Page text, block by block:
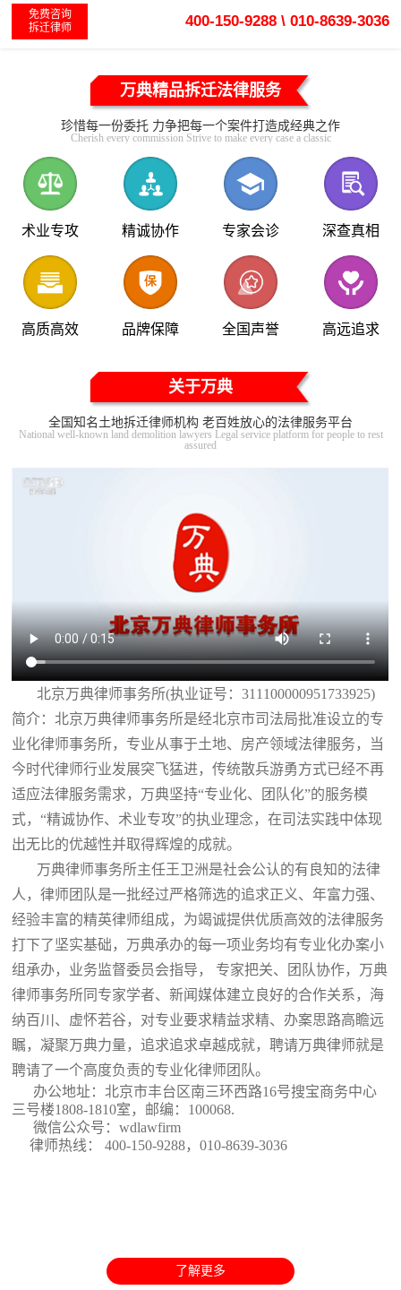
免费咨询
拆迁律师
400-150-9288 \ 010-8639-3036
万典精品拆迁法律服务
珍惜每一份委托 力争把每一个案件打造成经典之作
Cherish every commission Strive to make every case a classic
术业专攻 精诚协作 专家会诊 深查真相
高质高效 品牌保障 全国声誉 高远追求
关于万典
全国知名土地拆迁律师机构 老百姓放心的法律服务平台
National well-known land demolition lawyers Legal service platform for people to rest
assured
北京万典律师事务所(执业证号：311100000951733925)
简介：北京万典律师事务所是经北京市司法局批准设立的专
业化律师事务所，专业从事于土地、房产领域法律服务，当
今时代律师行业发展突飞猛进，传统散兵游勇方式已经不再
适应法律服务需求，万典坚持“专业化、团队化”的服务模
式，“精诚协作、术业专攻”的执业理念，在司法实践中体现
出无比的优越性并取得辉煌的成就。
万典律师事务所主任王卫洲是社会公认的有良知的法律
人，律师团队是一批经过严格筛选的追求正义、年富力强、
经验丰富的精英律师组成，为竭诚提供优质高效的法律服务
打下了坚实基础，万典承办的每一项业务均有专业化办案小
组承办，业务监督委员会指导， 专家把关、团队协作，万典
律师事务所同专家学者、新闻媒体建立良好的合作关系，海
纳百川、虚怀若谷，对专业要求精益求精、办案思路高瞻远
瞩，凝聚万典力量，追求追求卓越成就，聘请万典律师就是
聘请了一个高度负责的专业化律师团队。
办公地址：北京市丰台区南三环西路16号搜宝商务中心
三号楼1808-1810室 ，邮编：100068.
微信公众号：wdlawfirm
律师热线： 400-150-9288，010-8639-3036
了解更多